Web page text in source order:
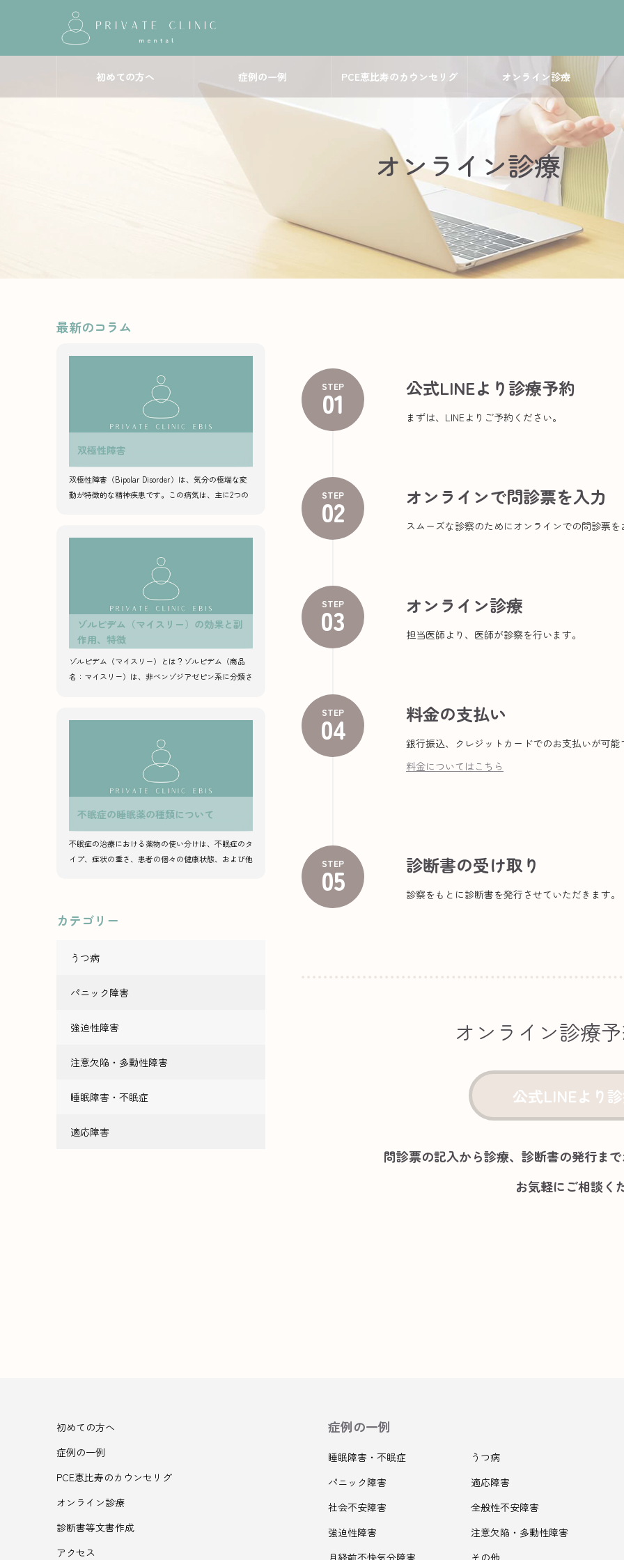
初めての方へ 症例の一例 PCE恵比寿のカウンセリグ オンライン診療
オンライン診療
STEP
01 公式LINEより診療予約
まずは、LINEよりご予約ください。
STEP
02 オンラインで問診票を入力
スムーズな診察のためにオンラインでの問診票
STEP
03 オンライン診療
担当医師より、医師が診察を行います。
STEP
04 料金の支払い
銀行振込、クレジットカードでのお支払いが可能
料金についてはこちら
STEP
05 診断書の受け取り
診察をもとに診断書を発行させていただきます。
オンライン診療
公式LINEより
問診票の記入から診療、診断書の発行まで
お気軽にご相談く
最新のコラム
双極性障害
双極性障害（Bipolar Disorder）は、気分の極端な変
動が特徴的な精神疾患です。この病気は、主に2つの
ゾルピデム（マイスリー）の効果と副
作用、特徴
ゾルピデム（マイスリー）とは？ゾルピデム（商品
名：マイスリー）は、非ベンゾジアゼピン系に分類さ
不眠症の睡眠薬の種類について
不眠症の治療における薬物の使い分けは、不眠症のタ
イプ、症状の重さ、患者の個々の健康状態、および他
カテゴリー
うつ病
パニック障害
強迫性障害
注意欠陥・多動性障害
睡眠障害・不眠症
適応障害
初めての方へ
症例の一例
PCE恵比寿のカウンセリグ
オンライン診療
診断書等文書作成
アクセス
症例の一例
睡眠障害・不眠症
うつ病
パニック障害
適応障害
社会不安障害
全般性不安障害
強迫性障害
注意欠陥・多動性障害
月経前不快気分障害
その他